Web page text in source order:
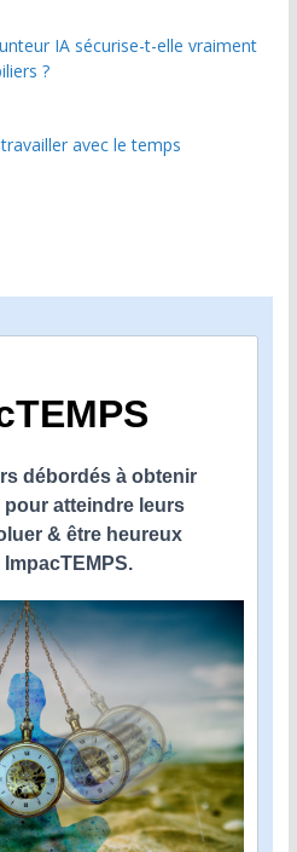
IA sécurise-t-elle vraiment
?
débordés à obtenir
atteindre leurs
& être heureux